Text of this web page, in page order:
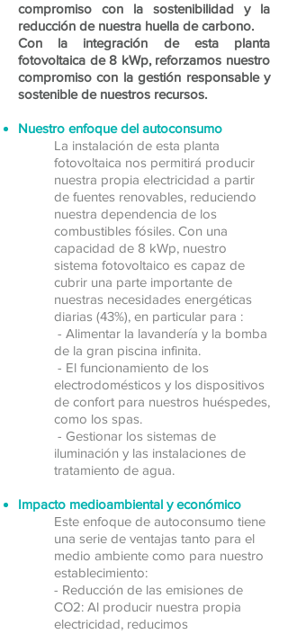
compromiso con la sostenibilidad y la
reducción de nuestra huella de carbono.
Con la integración de esta planta
fotovoltaica de 8 kWp, reforzamos nuestro
compromiso con la gestión responsable y
sostenible de nuestros recursos.
Nuestro enfoque del autoconsumo
La instalación de esta planta
fotovoltaica nos permitirá producir
nuestra propia electricidad a partir
de fuentes renovables, reduciendo
nuestra dependencia de los
combustibles fósiles. Con una
capacidad de 8 kWp, nuestro
sistema fotovoltaico es capaz de
cubrir una parte importante de
nuestras necesidades energéticas
diarias (43%), en particular para :
- Alimentar la lavandería y la bomba
de la gran piscina infinita.
- El funcionamiento de los
electrodomésticos y los dispositivos
de confort para nuestros huéspedes,
como los spas.
- Gestionar los sistemas de
iluminación y las instalaciones de
tratamiento de agua.
Impacto medioambiental y económico
Este enfoque de autoconsumo tiene
una serie de ventajas tanto para el
medio ambiente como para nuestro
establecimiento:
- Reducción de las emisiones de
CO2: Al producir nuestra propia
electricidad, reducimos